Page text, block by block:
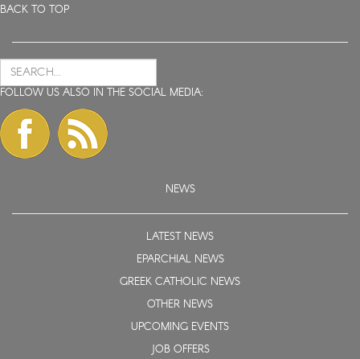
BACK TO TOP
FOLLOW US ALSO IN THE SOCIAL MEDIA:
NEWS
LATEST NEWS
EPARCHIAL NEWS
GREEK CATHOLIC NEWS
OTHER NEWS
UPCOMING EVENTS
JOB OFFERS